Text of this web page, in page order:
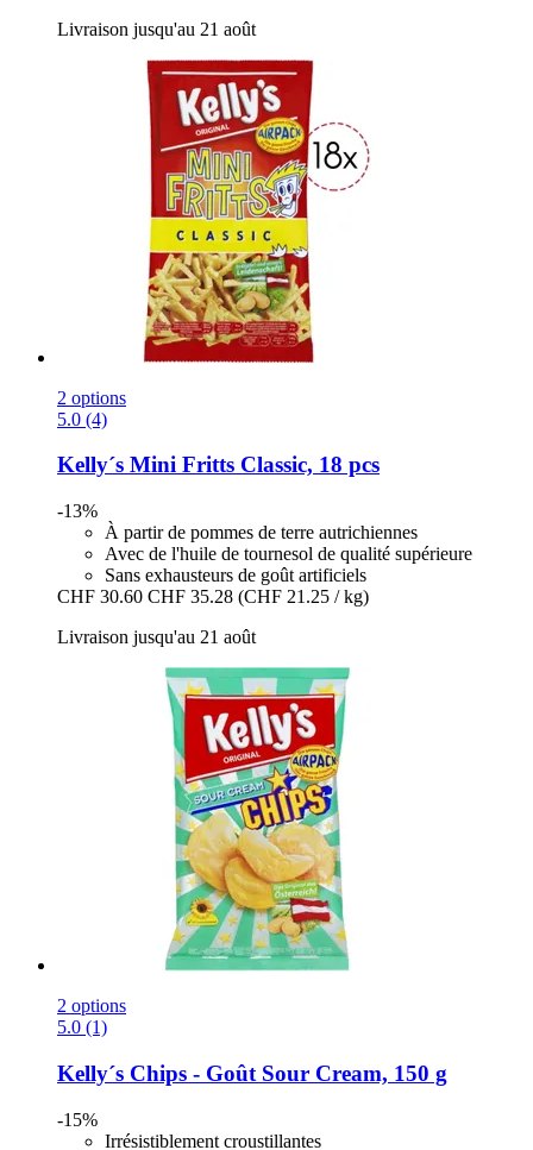
Livraison jusqu'au 21 août
2 options
5.0 (4)
Kelly´s Mini Fritts Classic, 18 pcs
-13%
À partir de pommes de terre autrichiennes
Avec de l'huile de tournesol de qualité supérieure
Sans exhausteurs de goût artificiels
CHF 30.60 CHF 35.28 (CHF 21.25 / kg)
Livraison jusqu'au 21 août
2 options
5.0 (1)
Kelly´s Chips -​ Goût Sour Cream, 150 g
-15%
Irrésistiblement croustillantes